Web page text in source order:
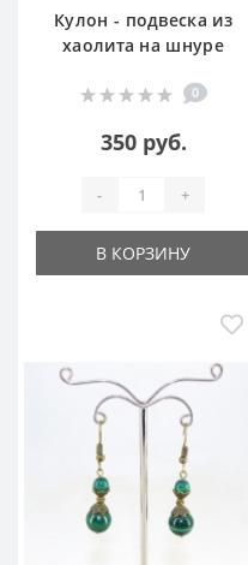
Кулон - подвеска из
хаолита на шнуре
0
350 руб.
- +
В КОРЗИНУ